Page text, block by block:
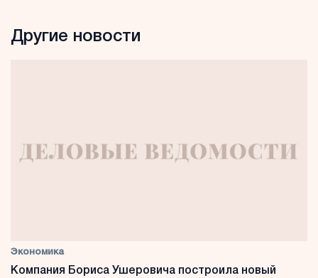
Другие новости
Экономика
Компания Бориса Ушеровича построила новый